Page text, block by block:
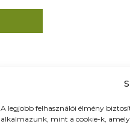
A legjobb felhasználói élmény
alkalmazunk, mint a cookie-k,
Oldalak
Termékek